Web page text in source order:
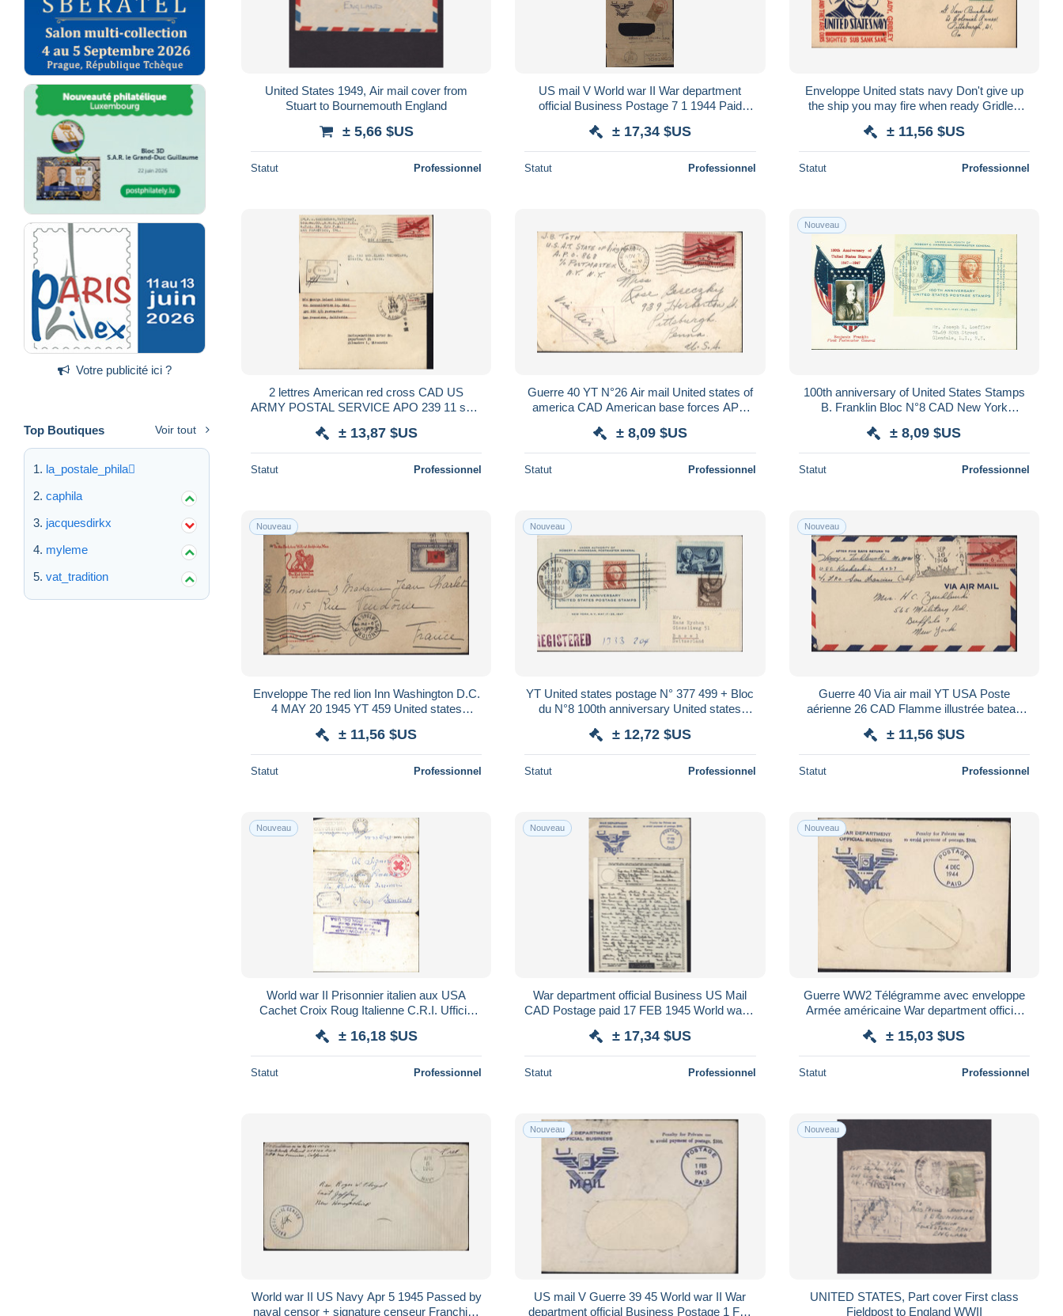
Votre publicité ici ?
Top Boutiques Voir tout
la_postale_phila
caphila
jacquesdirkx
myleme
vat_tradition
United States 1949, Air mail cover from
Stuart to Bournemouth England
± 5,66 $US
Statut Professionnel
US mail V World war II War department
official Business Postage 7 1 1944 Paid
± 17,34 $US
Statut Professionnel
Enveloppe United stats navy Don't give up
the ship you may fire when ready Gridley
± 11,56 $US
Statut Professionnel
2 lettres American red cross CAD US
ARMY POSTAL SERVICE APO 239 11 sept
± 13,87 $US
Statut Professionnel
Guerre 40 YT N°26 Air mail United states of
america CAD American base forces APO
± 8,09 $US
Statut Professionnel
Nouveau
100th anniversary of United States Stamps
B. Franklin Bloc N°8 CAD New York
± 8,09 $US
Statut Professionnel
Nouveau
Enveloppe The red lion Inn Washington D.C.
4 MAY 20 1945 YT 459 United states
± 11,56 $US
Statut Professionnel
Nouveau
YT United states postage N° 377 499 + Bloc
du N°8 100th anniversary United states
± 12,72 $US
Statut Professionnel
Nouveau
Guerre 40 Via air mail YT USA Poste
aérienne 26 CAD Flamme illustrée bateau
± 11,56 $US
Statut Professionnel
Nouveau
World war II Prisonnier italien aux USA
Cachet Croix Roug Italienne C.R.I. Ufficio
± 16,18 $US
Statut Professionnel
Nouveau
War department official Business US Mail
CAD Postage paid 17 FEB 1945 World war II
± 17,34 $US
Statut Professionnel
Nouveau
Guerre WW2 Télégramme avec enveloppe
Armée américaine War department official
Paid
± 15,03 $US
Statut Professionnel
World war II US Navy Apr 5 1945 Passed by
naval censor + signature censeur Franchise
Nouveau
US mail V Guerre 39 45 World war II War
department official Business Postage 1 Feb
Nouveau
UNITED STATES, Part cover First class
Fieldpost to England WWII